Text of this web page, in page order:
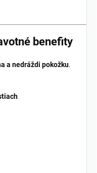
benefity
a nedráždi pokožku.